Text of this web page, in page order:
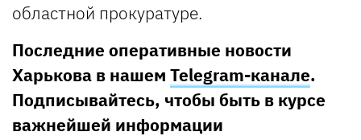
областной прокуратуре.
Последние оперативные новости
Харькова в нашем Telegram-канале.
Подписывайтесь, чтобы быть в курсе
важнейшей информации